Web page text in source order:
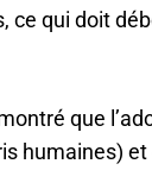
ce qui doit
que
humaines)